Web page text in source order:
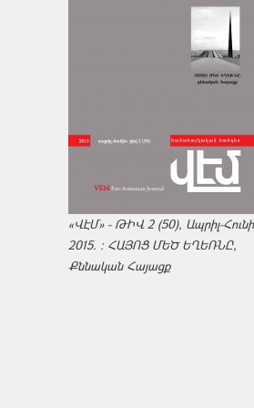
«ՎԷՄ» - ԹԻՎ 2 (50), Ապրիլ-
2015. : ՀԱՅՈՑ ՄԵԾ ԵՂԵՌՆԸ,
Քննական Հայացք